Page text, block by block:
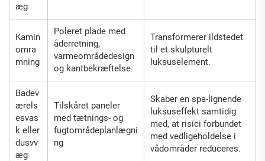
æg
Kamin
omra
mning
Poleret plade med
åderretning,
varmeområdedesign
og kantbekræftelse
Transformerer ildstedet
til et skulpturelt
luksuselement.
Badev
ærels
esvas
k eller
dusvv
æg
Tilskåret paneler
med tætnings- og
fugtområdeplanlægni
ng
Skaber en spa-lignende
luksuseffekt samtidig
med, at risici forbundet
med vedligeholdelse i
vådområder reduceres.